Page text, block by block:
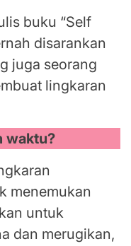
buku “Self
disarankan
juga seorang
lingkaran
waktu?
menemukan
untuk
dan merugikan,